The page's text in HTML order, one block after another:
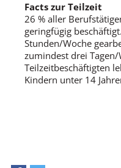
Facts zur Teilzeit
26 % aller
geringfügig
Stunden/Woche
zumindest drei Tagen/
Teilzeitbeschäftigten
Kindern unter 14